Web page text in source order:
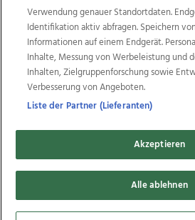
Weitere Angebote des
TV1 di-mog-i.at OÖNow
Life Radio
OÖNachrichten
OÖN Karriere
OÖN Reise
Regionaljobs
wasistlos.at
Copyrights © 2026 Tips Zeitungs
developed by
Cookie Einstellungen
Verwendung genauer Standortdaten.
Identifikation aktiv abfragen. Speichern
Informationen auf einem Endgerät.
Inhalte, Messung von Werbeleistung und
Inhalten, Zielgruppenforschung sowie
Verbesserung von Angeboten.
Liste der Partner (Lieferanten)
Akzeptieren
Alle ablehnen